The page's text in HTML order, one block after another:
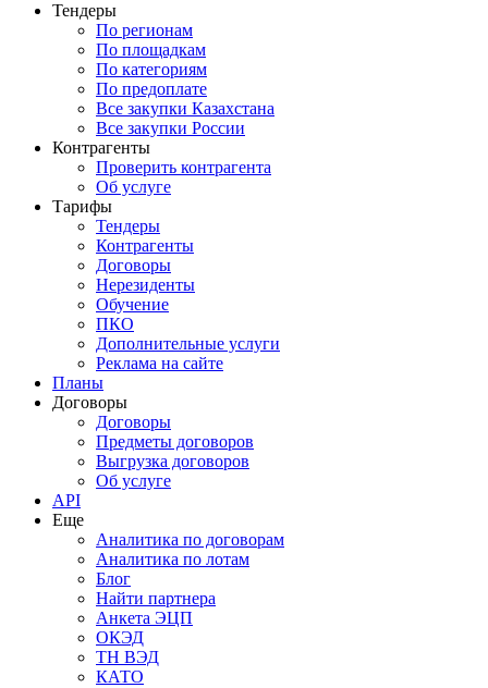
Тендеры
По регионам
По площадкам
По категориям
По предоплате
Все закупки Казахстана
Все закупки России
Контрагенты
Проверить контрагента
Об услуге
Тарифы
Тендеры
Контрагенты
Договоры
Нерезиденты
Обучение
ПКО
Дополнительные услуги
Реклама на сайте
Планы
Договоры
Договоры
Предметы договоров
Выгрузка договоров
Об услуге
API
Еще
Аналитика по договорам
Аналитика по лотам
Блог
Найти партнера
Анкета ЭЦП
ОКЭД
ТН ВЭД
КАТО